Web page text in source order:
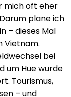
mich oft eher
plane ich
– dieses Mal
Vietnam.
bei
um Hue wurde
Tourismus,
– und